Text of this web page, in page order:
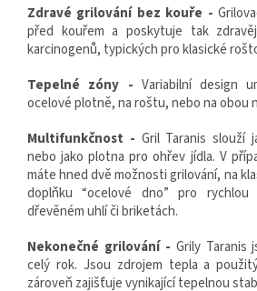
Zdravé grilování bez kouře -
před kouřem a poskytuje tak
karcinogenů, typických pro klasické
Tepelné zóny - Variabilní design
ocelové plotně, na roštu, nebo na obou
Multifunkčnost - Gril Taranis slouží
nebo jako plotna pro ohřev jídla. V
máte hned dvě možnosti grilování, na
doplňku “ocelové dno” pro rychlou
dřevěném uhlí či briketách.
Nekonečné grilování - Grily Taranis
celý rok. Jsou zdrojem tepla a
zároveň zajišťuje vynikající tepelnou